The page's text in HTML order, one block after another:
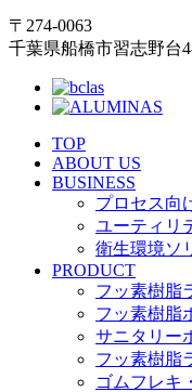
〒274-0063
千葉県船橋市習志野台
TOP
ABOUT US
BUSINESS
プロセス向
ユーティリ
衛生環境ソ
PRODUCT
フッ素樹脂
フッ素樹脂
サニタリー
フッ素樹脂
ゴムフレキ